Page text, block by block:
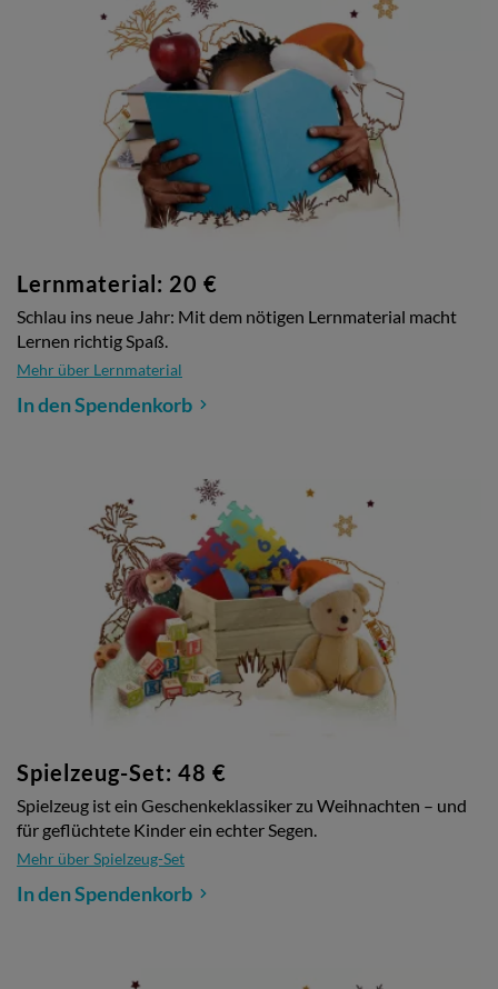
Lernmaterial: 20 €
Schlau ins neue Jahr: Mit dem nötigen Lernmaterial macht
Lernen richtig Spaß.
Mehr über Lernmaterial
In den Spendenkorb
Spielzeug-Set: 48 €
Spielzeug ist ein Geschenkeklassiker zu Weihnachten – und
für geflüchtete Kinder ein echter Segen.
Mehr über Spielzeug-Set
In den Spendenkorb